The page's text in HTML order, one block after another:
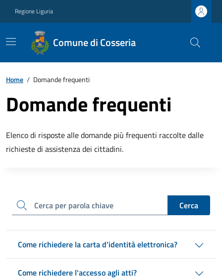
Regione Liguria
Comune di Cosseria
Home / Domande frequenti
Domande frequenti
Elenco di risposte alle domande più frequenti raccolte dalle
richieste di assistenza dei cittadini.
cerca Cerca
Come richiedere la carta d'identità elettronica?
Come richiedere l'accesso agli atti?